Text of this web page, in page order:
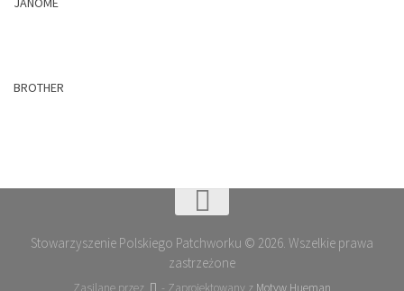
BROTHER
Stowarzyszenie Polskiego Patchworku © 2026. Wszelkie prawa
zastrzeżone